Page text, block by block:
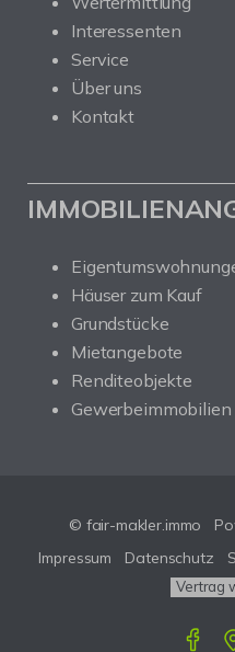
Interessenten
Service
Über uns
Kontakt
Häuser zum Kauf
Grundstücke
Mietangebote
Renditeobjekte
Gewerbeimmobilien
© fair-makler.immo
Impressum
Datenschutz
Vertrag